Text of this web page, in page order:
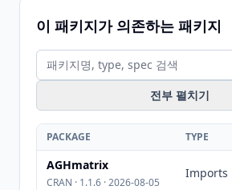
이 패키지가 의존하는 패키지
전부 펼치기
PACKAGE TYPE
AGHmatrix
CRAN · 1.1.6 · 2026-08-05
Imports